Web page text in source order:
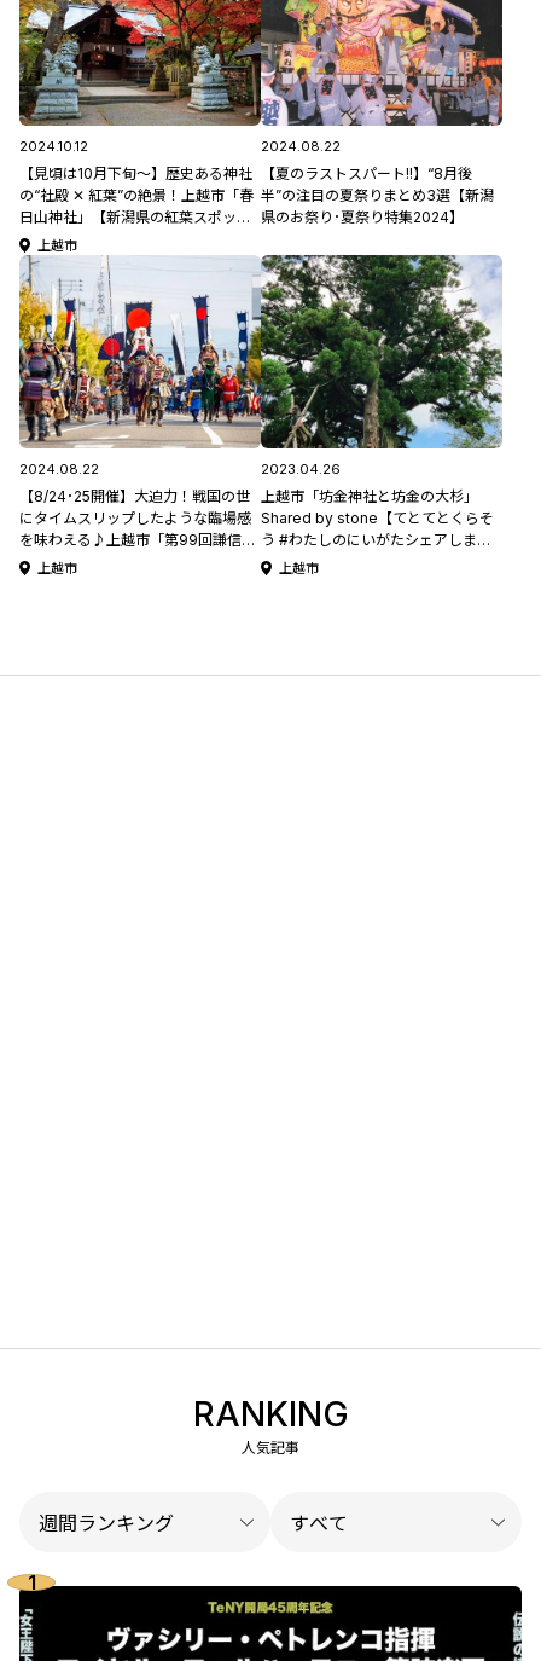
2024.10.12
【見頃は10月下旬～】歴史ある神社
の“社殿 ✕ 紅葉”の絶景！上越市「春
日山神社」【新潟県の紅葉スポット
特集2024】
上越市
2024.08.22
【夏のラストスパート!!】“8月後
半”の注目の夏祭りまとめ3選【新潟
県のお祭り･夏祭り特集2024】
2024.08.22
【8/24･25開催】大迫力！戦国の世
にタイムスリップしたような臨場感
を味わえる♪上越市「第99回謙信公
祭」【新潟県のお祭り･夏祭り特集
上越市
2023.04.26
上越市「坊金神社と坊金の大杉」
Shared by stone【てとてとくらそ
う #わたしのにいがたシェアしま
す】#42
上越市
RANKING
人気記事